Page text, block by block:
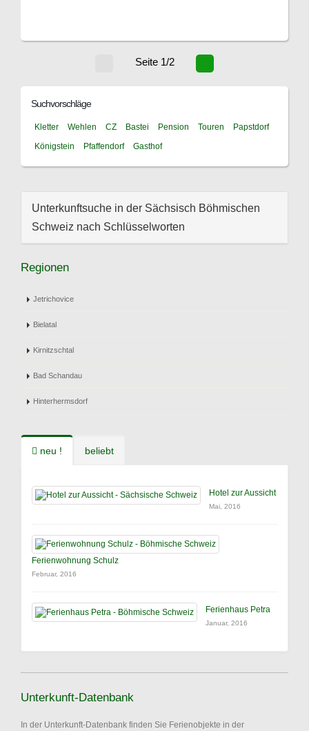
Seite 1/2
Suchvorschläge
Kletter Wehlen CZ Bastei Pension Touren
Papstdorf
Königstein
Pfaffendorf Gasthof
Unterkunftsuche in der Sächsisch Böhmischen
Schweiz nach Schlüsselworten
Regionen
Jetrichovice
Bielatal
Kirnitzschtal
Bad Schandau
Hinterhermsdorf
neu ! beliebt
Hotel zur Aussicht
Mai, 2016
Ferienwohnung Schulz
Februar, 2016
Ferienhaus Petra
Januar, 2016
Unterkunft-Datenbank
In der Unterkunft-Datenbank finden Sie Ferienobjekte in der